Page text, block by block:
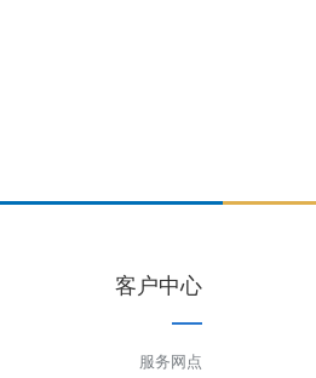
客户中心
服务网点